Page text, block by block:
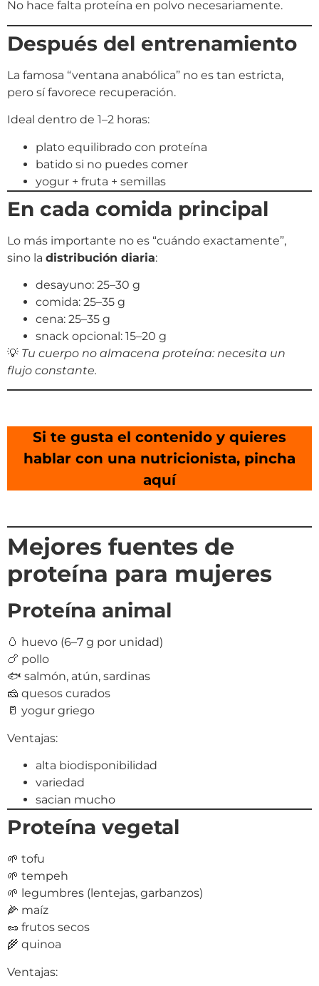
No hace falta proteína en polvo necesariamente.
Después del entrenamiento
La famosa “ventana anabólica” no es tan estricta,
pero sí favorece recuperación.
Ideal dentro de 1–2 horas:
plato equilibrado con proteína
batido si no puedes comer
yogur + fruta + semillas
En cada comida principal
Lo más importante no es “cuándo exactamente”,
sino la distribución diaria:
desayuno: 25–30 g
comida: 25–35 g
cena: 25–35 g
snack opcional: 15–20 g
💡 Tu cuerpo no almacena proteína: necesita un
flujo constante.
Si te gusta el contenido y quieres
hablar con una nutricionista, pincha
aquí
Mejores fuentes de
proteína para mujeres
Proteína animal
🥚 huevo (6–7 g por unidad)
🍗 pollo
🐟 salmón, atún, sardinas
🧀 quesos curados
🥛 yogur griego
Ventajas:
alta biodisponibilidad
variedad
sacian mucho
Proteína vegetal
🌱 tofu
🌱 tempeh
🌱 legumbres (lentejas, garbanzos)
🌽 maíz
🥜 frutos secos
🌾 quinoa
Ventajas: